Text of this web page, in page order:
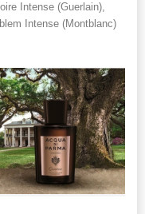
Intense (Guerlain),
Intense (Montblanc)